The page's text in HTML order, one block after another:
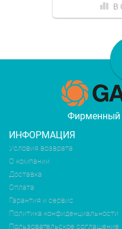
В
Фирменный
ИНФОРМАЦИЯ
Условия возврата
О компании
Доставка
Оплата
Гарантия и сервис
Политика конфиденциальности
Пользовательское соглашение